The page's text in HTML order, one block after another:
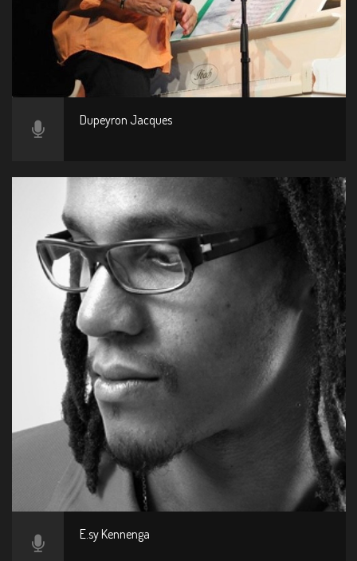
Dupeyron Jacques
E.sy Kennenga